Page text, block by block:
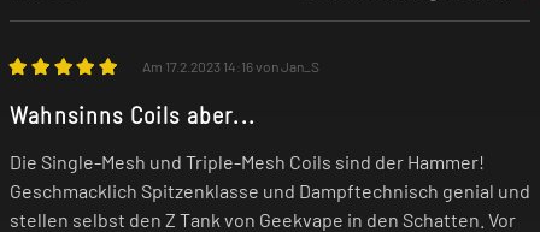
Am 17.2.2023 14:16 von Jan_S
Wahnsinns Coils aber...
Die Single-Mesh und Triple-Mesh Coils sind der Hammer!
Geschmacklich Spitzenklasse und Dampftechnisch genial und
stellen selbst den Z Tank von Geekvape in den Schatten. Vor